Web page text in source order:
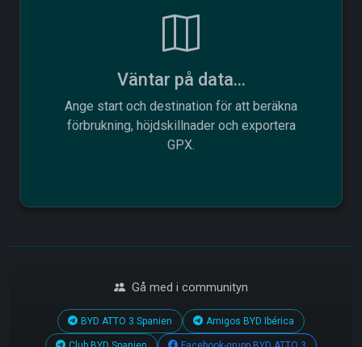
Väntar på data...
Ange start och destination för att beräkna
förbrukning, höjdskillnader och exportera
GPX.
Gå med i communityn
BYD ATTO 3 Spanien Amigos BYD Ibérica